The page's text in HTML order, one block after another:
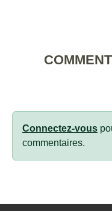
Connectez-vous
commentaires.